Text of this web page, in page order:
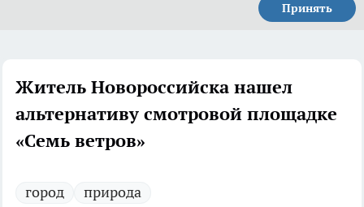
Принять
Житель Новороссийска нашел
альтернативу смотровой площадке
«Семь ветров»
город природа